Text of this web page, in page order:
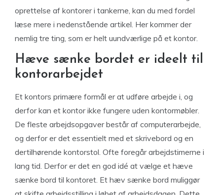
oprettelse af kontorer i tankerne, kan du med fordel
læse mere i nedenstående artikel. Her kommer der
nemlig tre ting, som er helt uundværlige på et kontor.
Hæve sænke bordet er ideelt til
kontorarbejdet
Et kontors primære formål er at udføre arbejde i, og
derfor kan et kontor ikke fungere uden kontormøbler.
De fleste arbejdsopgaver består af computerarbejde,
og derfor er det essentielt med et skrivebord og en
dertilhørende kontorstol. Ofte foregår arbejdstimerne i
lang tid. Derfor er det en god idé at vælge et hæve
sænke bord til kontoret. Et hæv sænke bord muliggør